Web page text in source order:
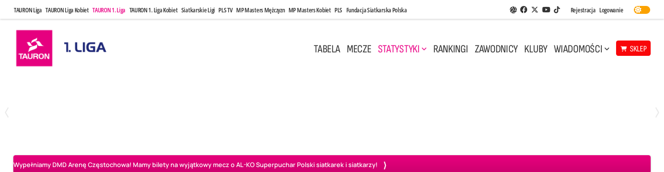
TAURON Liga TAURON Liga Kobiet TAURON 1. Liga TAURON 1. Liga Kobiet Siatkarskie Ligi PLS TV MP Masters Mężczyzn MP Masters Kobiet PLS Fundacja Siatkarska Polska Aplikacja Siatkarskie Ligi
Facebook
Twitter
Youtube
TikTok
Rejestracja Logowanie
TABELA MECZE STATYSTYKI RANKINGI ZAWODNICY KLUBY WIADOMOŚCI SKLEP
Wypełniamy DMD Arenę Częstochowa! Mamy bilety na wyjątkowy mecz o AL-KO Superpuchar Polski siatkarek i siatkarzy!